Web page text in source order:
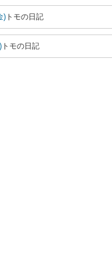
) トモの日記
トモの日記